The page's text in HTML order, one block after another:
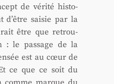
de véri­té his­to­
d’être sai­sie par la
être que retrou­
: le pas­sage de la
est au cœur de
ce que ce soit du